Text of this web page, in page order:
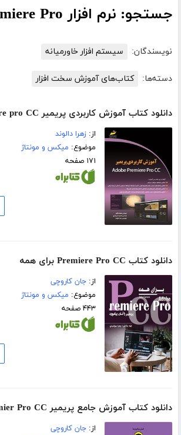
جستجو: نرم افزار Premiere Pro
نویسندگان: سیستم افزار خاورمیانه
دسته‌ها: کتاب‌های آموزش سخت افزار
دانلود کتاب آموزش کاربردی پریمیر Adobe premiere pro CC
از:زهرا دالوند
موضوع: میکس و مونتاژ
۱۷۱ صفحه
دانلود کتاب Premiere Pro CC برای همه
از:جان کاروچی
موضوع: میکس و مونتاژ
۴۴۳ صفحه
دانلود کتاب آموزش جامع پریمیر Primier Pro CC
از:جان کاروچی